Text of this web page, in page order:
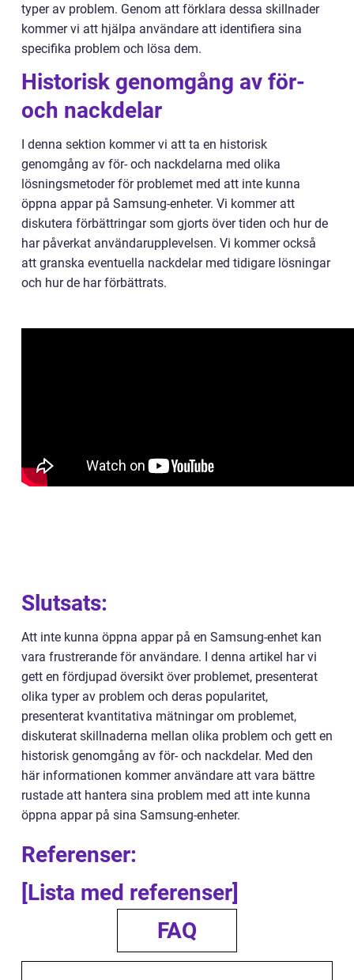
typer av problem. Genom att förklara dessa skillnader
kommer vi att hjälpa användare att identifiera sina
specifika problem och lösa dem.
Historisk genomgång av för-
och nackdelar
I denna sektion kommer vi att ta en historisk
genomgång av för- och nackdelarna med olika
lösningsmetoder för problemet med att inte kunna
öppna appar på Samsung-enheter. Vi kommer att
diskutera förbättringar som gjorts över tiden och hur de
har påverkat användarupplevelsen. Vi kommer också
att granska eventuella nackdelar med tidigare lösningar
och hur de har förbättrats.
Slutsats:
Att inte kunna öppna appar på en Samsung-enhet kan
vara frustrerande för användare. I denna artikel har vi
gett en fördjupad översikt över problemet, presenterat
olika typer av problem och deras popularitet,
presenterat kvantitativa mätningar om problemet,
diskuterat skillnaderna mellan olika problem och gett en
historisk genomgång av för- och nackdelar. Med den
här informationen kommer användare att vara bättre
rustade att hantera sina problem med att inte kunna
öppna appar på sina Samsung-enheter.
Referenser:
[Lista med referenser]
FAQ